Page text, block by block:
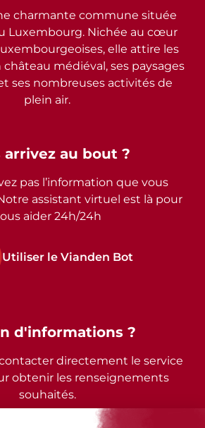
arrivez au bout ?
pas l’information que vous
assistant virtuel est là pour
aider 24h/24h
Utiliser le Vianden Bot
charmante commune située
Luxembourg. Nichée au cœur
elle attire les
médiéval, ses paysages
ses nombreuses activités de
plein air.
d'informations ?
directement le service
obtenir les renseignements
souhaités.